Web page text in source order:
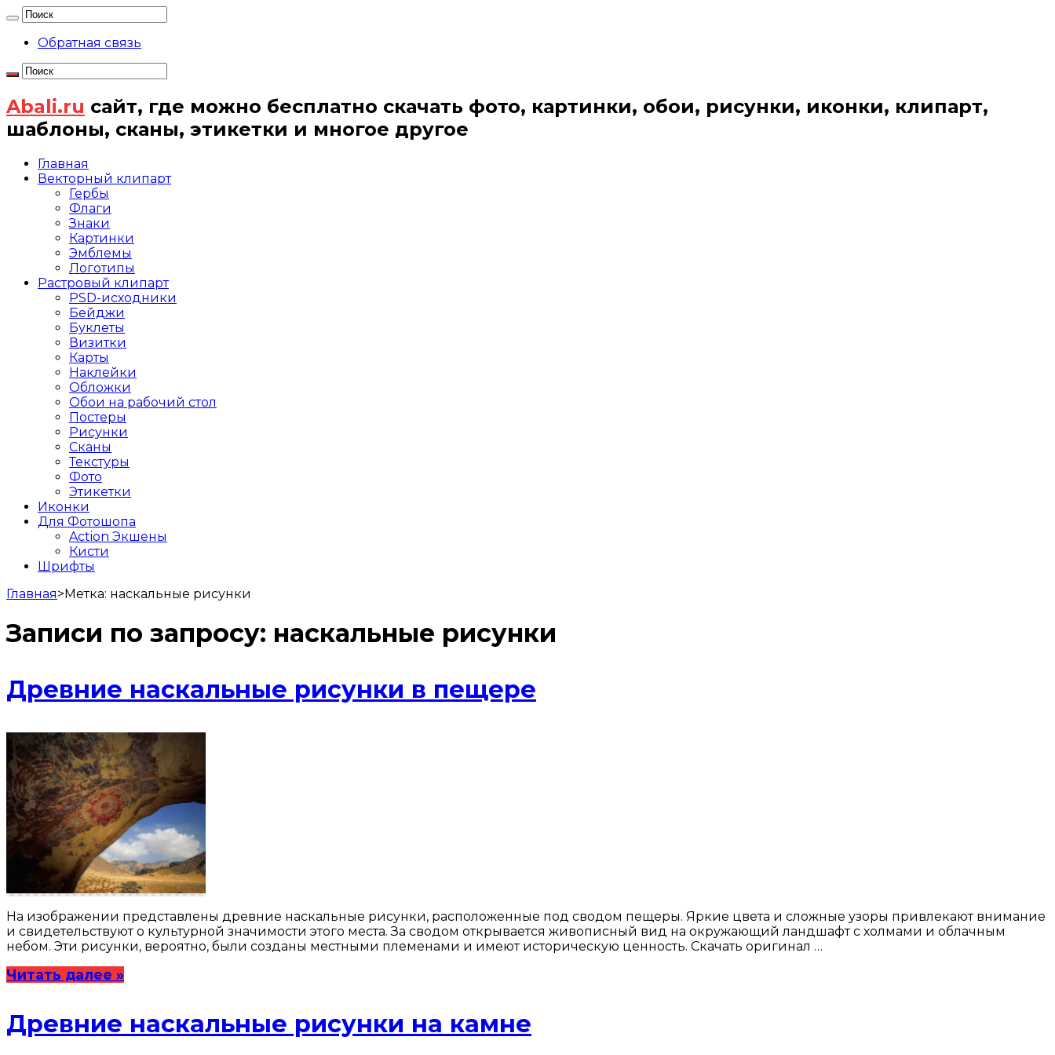
Обратная связь
Abali.ru сайт, где можно бесплатно скачать фото, картинки, обои, рисунки, иконки, клипарт,
шаблоны, сканы, этикетки и многое другое
Главная
Векторный клипарт
Гербы
Флаги
Знаки
Картинки
Эмблемы
Логотипы
Растровый клипарт
PSD-исходники
Бейджи
Буклеты
Визитки
Карты
Наклейки
Обложки
Обои на рабочий стол
Постеры
Рисунки
Сканы
Текстуры
Фото
Этикетки
Иконки
Для Фотошопа
Action Экшены
Кисти
Шрифты
Главная>Метка: наскальные рисунки
Записи по запросу: наскальные рисунки
Древние наскальные рисунки в пещере
На изображении представлены древние наскальные рисунки, расположенные под сводом пещеры. Яркие цвета и сложные узоры привлекают внимание
и свидетельствуют о культурной значимости этого места. За сводом открывается живописный вид на окружающий ландшафт с холмами и облачным
небом. Эти рисунки, вероятно, были созданы местными племенами и имеют историческую ценность. Скачать оригинал …
Читать далее »
Древние наскальные рисунки на камне